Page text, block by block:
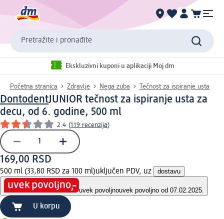
Pretražite i pronađite
Ekskluzivni kuponi u aplikaciji Moj dm
Početna stranica Zdravlje Nega zuba Tečnost za ispiranje usta
DontodentJUNIOR tečnost za ispiranje usta za
decu, od 6. godine, 500 ml
2.4 (119 recenzija)
169,00 RSD
500 ml (33,80 RSD za 100 ml)uključen PDV, uz dostavu
uvek povoljnouvek povoljno od 07.02.2025.
U korpu